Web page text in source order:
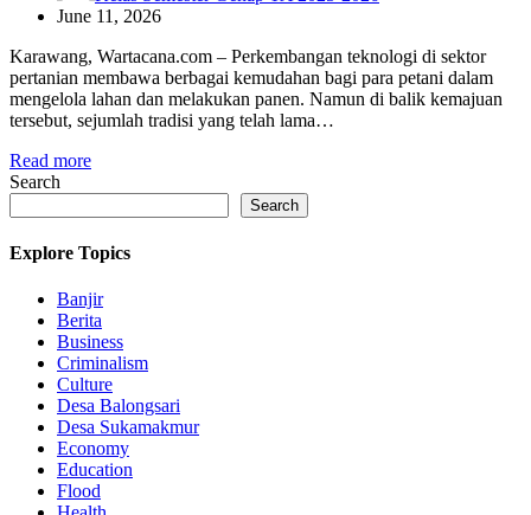
June 11, 2026
Karawang, Wartacana.com – Perkembangan teknologi di sektor
pertanian membawa berbagai kemudahan bagi para petani dalam
mengelola lahan dan melakukan panen. Namun di balik kemajuan
tersebut, sejumlah tradisi yang telah lama…
Read more
Search
Search
Explore Topics
Banjir
Berita
Business
Criminalism
Culture
Desa Balongsari
Desa Sukamakmur
Economy
Education
Flood